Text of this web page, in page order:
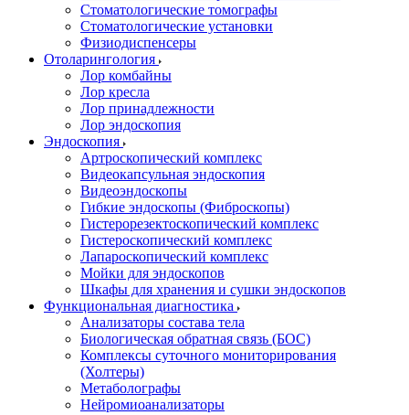
Стоматологические томографы
Стоматологические установки
Физиодиспенсеры
Отоларингология
Лор комбайны
Лор кресла
Лор принадлежности
Лор эндоскопия
Эндоскопия
Артроскопический комплекс
Видеокапсульная эндоскопия
Видеоэндоскопы
Гибкие эндоскопы (Фиброcкопы)
Гистерорезектоскопический комплекс
Гистероскопический комплекс
Лапароскопический комплекс
Мойки для эндоскопов
Шкафы для хранения и сушки эндоскопов
Функциональная диагностика
Анализаторы состава тела
Биологическая обратная связь (БОС)
Комплексы суточного мониторирования
(Холтеры)
Метаболографы
Нейромиоанализаторы